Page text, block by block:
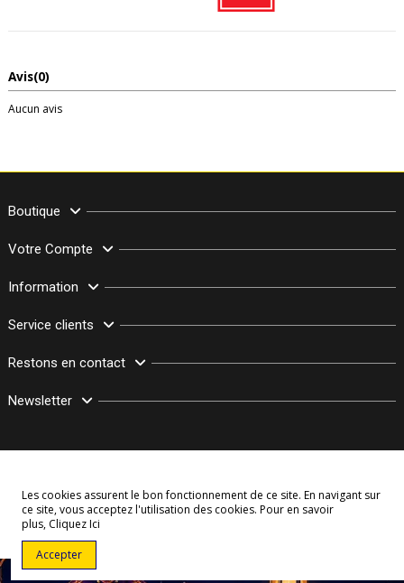
Avis(0)
Aucun avis
Boutique
Votre Compte
Information
Service clients
Restons en contact
Newsletter
© Copyright 2003–2026 Bollymarket.com - Tous Droits Réservés
Les cookies assurent le bon fonctionnement de ce site. En navigant sur
ce site, vous acceptez l'utilisation des cookies. Pour en savoir
plus, Cliquez Ici
Accepter